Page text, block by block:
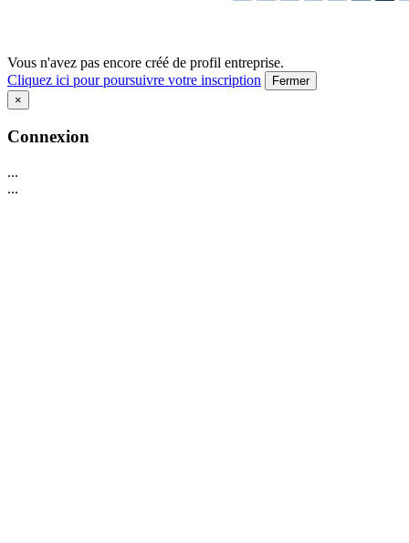
Vous n'avez pas encore créé de profil entreprise.
Cliquez ici pour poursuivre votre inscription
Fermer
×
Connexion
...
...